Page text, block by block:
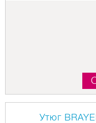
Утюг